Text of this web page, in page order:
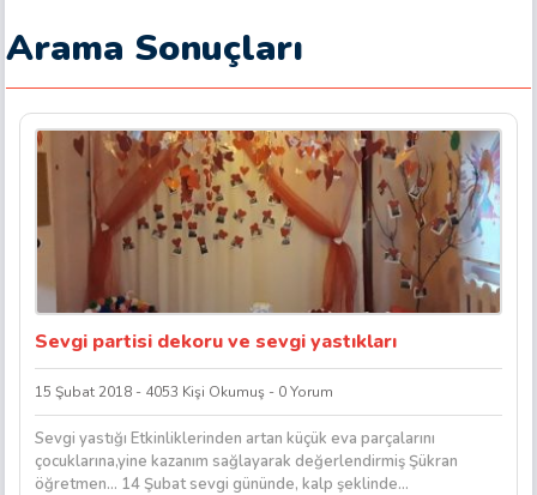
Arama Sonuçları
Sevgi partisi dekoru ve sevgi yastıkları
15 Şubat 2018 - 4053 Kişi Okumuş - 0 Yorum
Sevgi yastığı Etkinliklerinden artan küçük eva parçalarını
çocuklarına,yine kazanım sağlayarak değerlendirmiş Şükran
öğretmen… 14 Şubat sevgi gününde, kalp şeklinde...